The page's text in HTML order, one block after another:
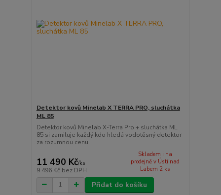
Detektor kovů Minelab X TERRA PRO, sluchátka
ML 85
Detektor kovů Minelab X-Terra Pro + sluchátka ML
85 si zamiluje každý kdo hledá vodotěsný detektor
za rozumnou cenu.
11 490 Kč/ks
9 496 Kč bez DPH
Skladem i na
prodejně v Ústí nad
Labem 2 ks
Přidat do košíku